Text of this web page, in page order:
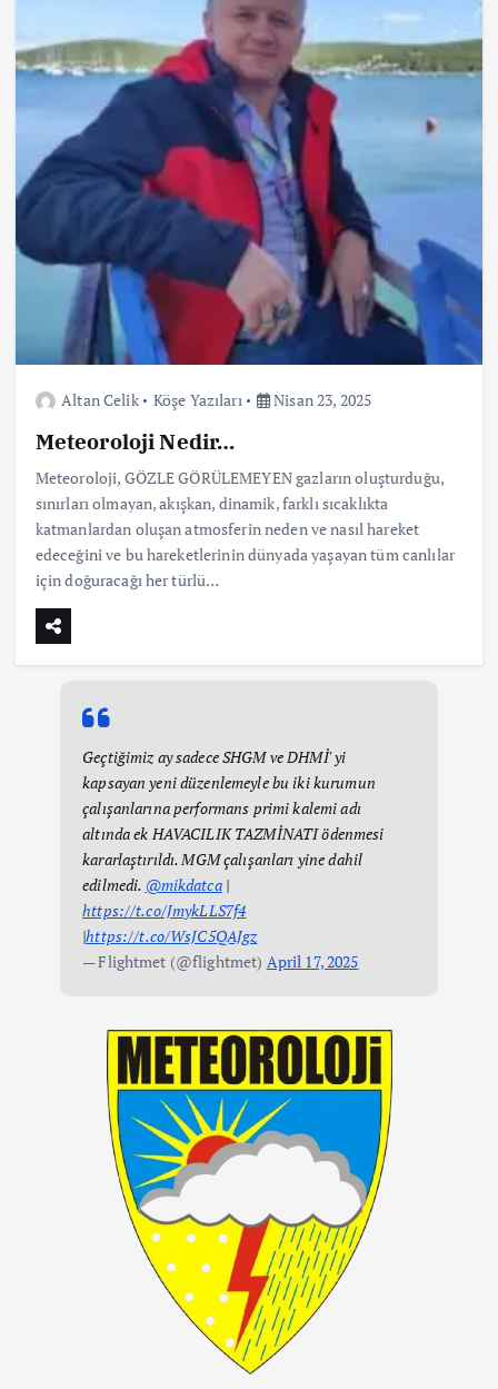
Altan Celik Köşe Yazıları Nisan 23, 2025
Meteoroloji Nedir…
Meteoroloji, GÖZLE GÖRÜLEMEYEN gazların oluşturduğu,
sınırları olmayan, akışkan, dinamik, farklı sıcaklıkta
katmanlardan oluşan atmosferin neden ve nasıl hareket
edeceğini ve bu hareketlerinin dünyada yaşayan tüm canlılar
için doğuracağı her türlü…
Geçtiğimiz ay sadece SHGM ve DHMİ' yi
kapsayan yeni düzenlemeyle bu iki kurumun
çalışanlarına performans primi kalemi adı
altında ek HAVACILIK TAZMİNATI ödenmesi
kararlaştırıldı. MGM çalışanları yine dahil
edilmedi. @mikdatca|
https://t.co/JmykLLS7f4
|https://t.co/WsJC5QAJgz
— Flightmet (@flightmet) April 17, 2025